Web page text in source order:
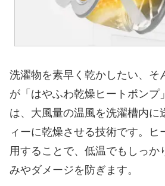
洗濯物を素早く乾かしたい、そ
が「はやふわ乾燥ヒートポンプ
は、大風量の温風を洗濯槽内に
ィーに乾燥させる技術です。ヒ
用することで、低温でもしっか
みやダメージを防ぎます。